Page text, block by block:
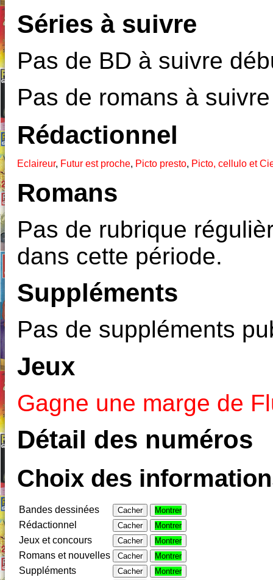
Séries à suivre
Pas de BD à suivre
Pas de romans à
Rédactionnel
Eclaireur, Futur est proche, Picto presto, Picto, cellulo et
Romans
Pas de rubrique
dans cette période.
Suppléments
Pas de suppléments
Jeux
Gagne une marge de
Détail des numéros
Choix des
Bandes dessinées Cacher Montrer
Rédactionnel Cacher Montrer
Jeux et concours Cacher Montrer
Romans et nouvelles Cacher Montrer
Suppléments Cacher Montrer